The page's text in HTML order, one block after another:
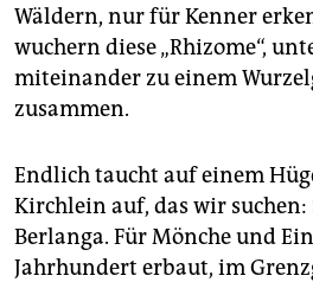
Wäldern, nur für Kenner
wuchern diese „Rhizome“,
miteinander zu einem
zusammen.
Endlich taucht auf einem
Kirchlein auf, das wir suchen:
Berlanga. Für Mönche und
Jahrhundert erbaut, im